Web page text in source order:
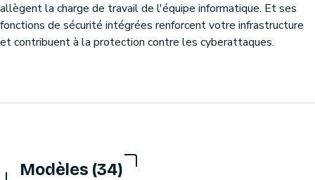
allègent la charge de travail de l'équipe informatique. Et ses
fonctions de sécurité intégrées renforcent votre infrastructure
et contribuent à la protection contre les cyberattaques.
Modèles (34)